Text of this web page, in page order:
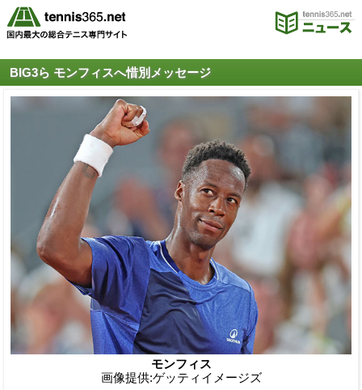
BIG3ら モンフィスへ惜別メッセージ
モンフィス
画像提供:ゲッティイメージズ